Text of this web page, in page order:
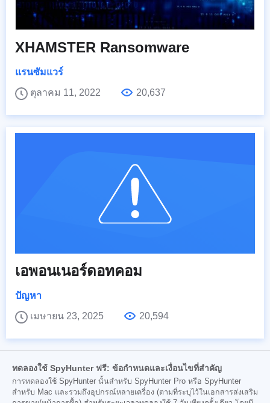
XHAMSTER Ransomware
แรนซัมแวร์
ตุลาคม 11, 2022
20,637
เอพอนเนอร์ดอทคอม
ปัญหา
เมษายน 23, 2025
20,594
ทดลองใช้ SpyHunter ฟรี: ข้อกำหนดและเงื่อนไขที่สำคัญ
การทดลองใช้ SpyHunter นั้นสำหรับ SpyHunter Pro หรือ SpyHunter
สำหรับ Mac และรวมถึงอุปกรณ์หลายเครื่อง (ตามที่ระบุไว้ในเอกสารส่งเสริม